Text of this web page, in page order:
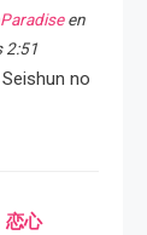
en
2:51
no
恋心